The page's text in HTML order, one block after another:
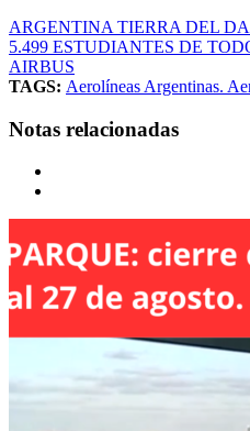
ARGENTINA TIERRA DEL
5.499 ESTUDIANTES DE
AIRBUS
TAGS: Aerolíneas Argentinas.
Notas relacionadas